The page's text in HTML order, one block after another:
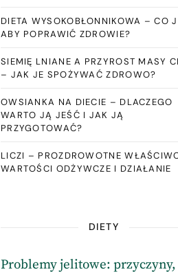
DIETA WYSOKOBŁONNIKOWA – CO
ABY POPRAWIĆ ZDROWIE?
SIEMIĘ LNIANE A PRZYROST MASY
– JAK JE SPOŻYWAĆ ZDROWO?
OWSIANKA NA DIECIE – DLACZEGO
WARTO JĄ JEŚĆ I JAK JĄ
PRZYGOTOWAĆ?
LICZI – PROZDROWOTNE
WARTOŚCI ODŻYWCZE I DZIAŁANIE
DIETY
Problemy jelitowe: przyczyny,